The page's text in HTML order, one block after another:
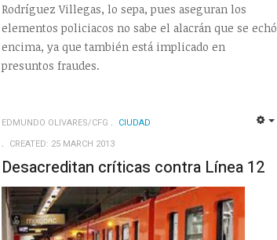
Rodríguez Villegas, lo sepa, pues aseguran los
elementos policiacos no sabe el alacrán que se echó
encima, ya que también está implicado en
presuntos fraudes.
EDMUNDO OLIVARES/CFG
CIUDAD
CREATED: 25 MARCH 2013
Desacreditan críticas contra Línea 12